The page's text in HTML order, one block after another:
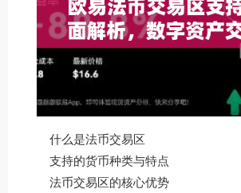
什么是法币交易区
支持的货币种类与特点
法币交易区的核心优势